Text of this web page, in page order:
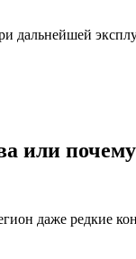
дальнейшей
или
даже редкие